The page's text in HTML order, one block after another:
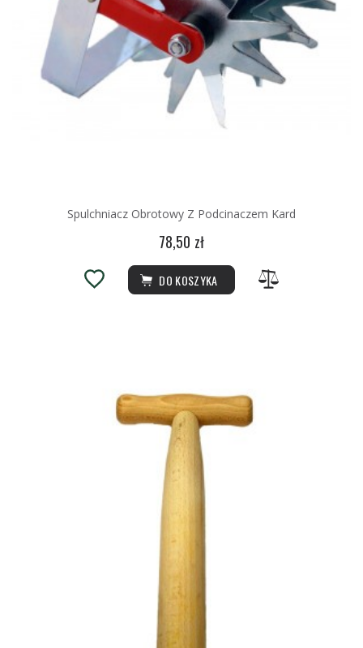
Spulchniacz Obrotowy Z Podcinaczem Kard
78,50 zł
DO KOSZYKA